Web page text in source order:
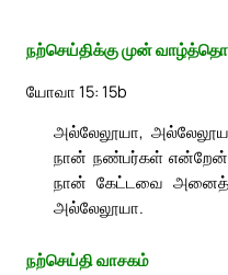
நற்செய்திக்கு முன்
யோவா 15: 15b
அல்லேலூயா,
நான் நண்பர்கள் என்றேன்;
நான் கேட்டவை
அல்லேலூயா.
நற்செய்தி வாசகம்